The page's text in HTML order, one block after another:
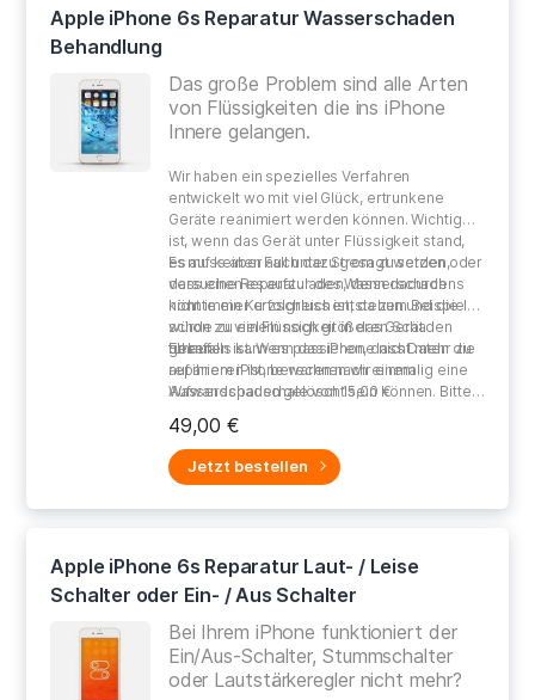
Apple iPhone 6s Reparatur Wasserschaden
Behandlung
Das große Problem sind alle Arten
von Flüssigkeiten die ins iPhone
Innere gelangen.
Wir haben ein spezielles Verfahren
entwickelt wo mit viel Glück, ertrunkene
Geräte reanimiert werden können. Wichtig
ist, wenn das Gerät unter Flüssigkeit stand,
es auf keinen Fall unter Strom zu setzen oder
versuchen es aufzuladen, denn dadurch
könnte ein Kurzschluss entstehen und die
würde zu einem noch größeren Schaden
führen.
Es muss aber auch dazu gesagt werden,
dass eine Reperatur des Wasserschadens
nicht immer erfolgreich ist, da zum Beispiel
schon zu viel Flüssigkeit in das Gerät
gelaufen ist. Wenn das iPhone nicht mehr zu
reparieren ist, berechnen wir einmalig eine
Aufwandspauschale von 15,00 €
.
Ebenfalls kann es passieren, dass Daten die
auf ihrem iPhone waren nach einem
Wasserschaden gelöscht sein können. Bitte
haben.
49,00 €
Jetzt bestellen
Apple iPhone 6s Reparatur Laut- / Leise
Schalter oder Ein- / Aus Schalter
Bei Ihrem iPhone funktioniert der
Ein/Aus-Schalter, Stummschalter
oder Lautstärkeregler nicht mehr?